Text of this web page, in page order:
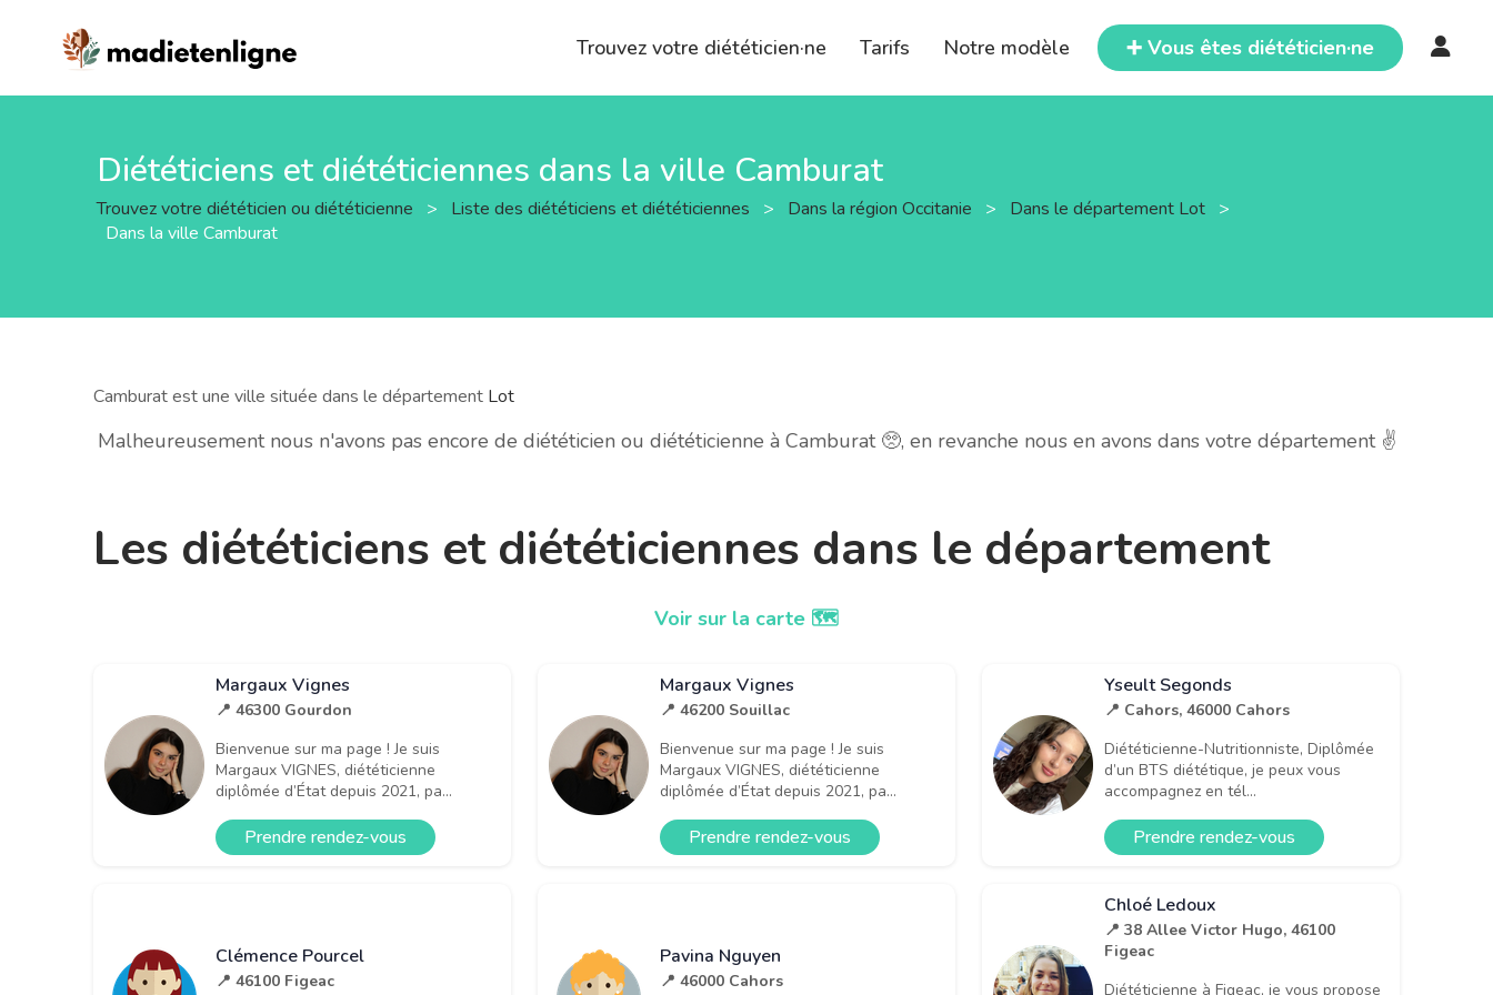
Trouvez votre diététicien·ne Tarifs Notre modèle ➕ Vous êtes diététicien·ne
Diététiciens et diététiciennes dans la ville Camburat
Trouvez votre diététicien ou diététicienne > Liste des diététiciens et diététiciennes > Dans la région Occitanie > Dans le département Lot >
Dans la ville Camburat
Camburat est une ville située dans le département Lot
Malheureusement nous n'avons pas encore de diététicien ou diététicienne à Camburat 🥺, en revanche nous en avons dans votre département ✌️
Les diététiciens et diététiciennes dans le département
Voir sur la carte 🗺️
Margaux Vignes
📍 46300 Gourdon
Bienvenue sur ma page ! Je suis
Margaux VIGNES, diététicienne
diplômée d’État depuis 2021, pa...
Prendre rendez-vous
Margaux Vignes
📍 46200 Souillac
Bienvenue sur ma page ! Je suis
Margaux VIGNES, diététicienne
diplômée d’État depuis 2021, pa...
Prendre rendez-vous
Yseult Segonds
📍 Cahors, 46000 Cahors
Diététicienne-Nutritionniste, Diplômée
d’un BTS diététique, je peux vous
accompagnez en tél...
Prendre rendez-vous
Clémence Pourcel
📍 46100 Figeac
Pavina Nguyen
📍 46000 Cahors
Chloé Ledoux
📍 38 Allee Victor Hugo, 46100
Figeac
Diététicienne à Figeac, je vous propose